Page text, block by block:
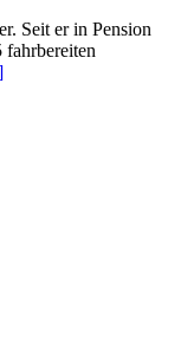
Seit er in Pension
fahrbereiten